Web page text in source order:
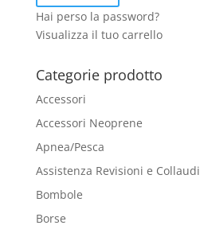
Hai perso la password?
Visualizza il tuo carrello
Categorie prodotto
Accessori
Accessori Neoprene
Apnea/Pesca
Assistenza Revisioni e Collaudi
Bombole
Borse